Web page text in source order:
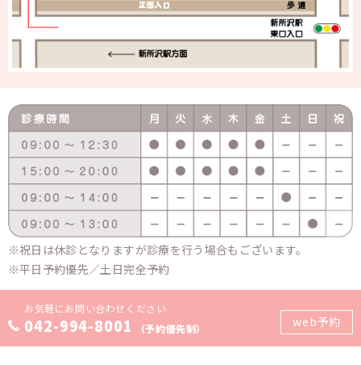
祝日は休診となりますが診療を行う場合もございます。
平日予約優先／土日完全予約
お気軽にお問い合わせください
042-994-8001 （予約優先制） web予約